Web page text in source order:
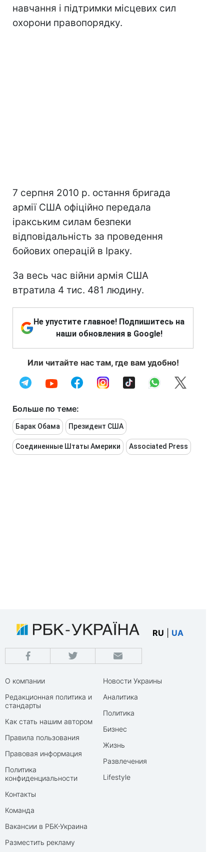
навчання і підтримки місцевих сил
охорони правопорядку.
7 серпня 2010 р. остання бригада
армії США офіційно передала
іракським силам безпеки
відповідальність за проведення
бойових операцій в Іраку.
За весь час війни армія США
втратила 4 тис. 481 людину.
Не упустите главное! Подпишитесь на
наши обновления в Google!
Или читайте нас там, где вам удобно!
Больше по теме:
Барак Обама Президент США
Соединенные Штаты Америки Associated Press
RU UA
О компании
Редакционная политика и
стандарты
Как стать нашим автором
Правила пользования
Правовая информация
Политика
конфиденциальности
Контакты
Команда
Вакансии в РБК-Украина
Разместить рекламу
Новости Украины
Аналитика
Политика
Бизнес
Жизнь
Развлечения
Lifestyle